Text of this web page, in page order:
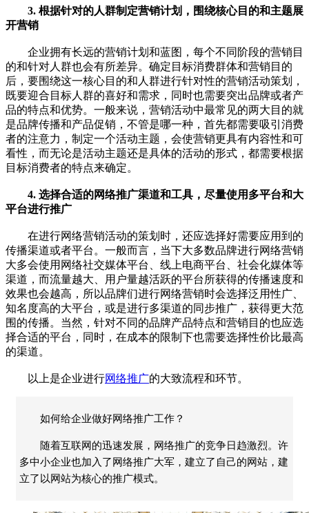
3. 根据针对的人群制定营销计划，围绕核心目的和主题展
开营销
企业拥有长远的营销计划和蓝图，每个不同阶段的营销目
的和针对人群也会有所差异。确定目标消费群体和营销目的
后，要围绕这一核心目的和人群进行针对性的营销活动策划，
既要迎合目标人群的喜好和需求，同时也需要突出品牌或者产
品的特点和优势。一般来说，营销活动中最常见的两大目的就
是品牌传播和产品促销，不管是哪一种，首先都需要吸引消费
者的注意力，制定一个活动主题，会使营销更具有内容性和可
看性，而无论是活动主题还是具体的活动的形式，都需要根据
目标消费者的特点来确定。
4. 选择合适的网络推广渠道和工具，尽量使用多平台和大
平台进行推广
在进行网络营销活动的策划时，还应选择好需要应用到的
传播渠道或者平台。一般而言，当下大多数品牌进行网络营销
大多会使用网络社交媒体平台、线上电商平台、社会化媒体等
渠道，而流量越大、用户量越活跃的平台所获得的传播速度和
效果也会越高，所以品牌们进行网络营销时会选择泛用性广、
知名度高的大平台，或是进行多渠道的同步推广，获得更大范
围的传播。当然，针对不同的品牌产品特点和营销目的也应选
择合适的平台，同时，在成本的限制下也需要选择性价比最高
的渠道。
以上是企业进行网络推广的大致流程和环节。
如何给企业做好网络推广工作？
随着互联网的迅速发展，网络推广的竞争日趋激烈。许
多中小企业也加入了网络推广大军，建立了自己的网站，建
立了以网站为核心的推广模式。